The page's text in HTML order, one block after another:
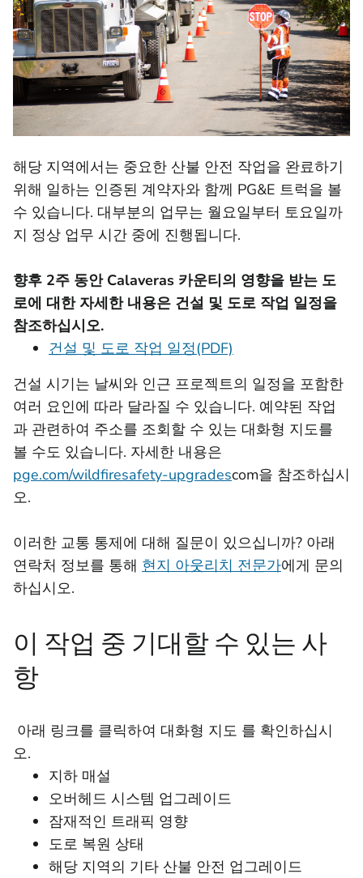
해당 지역에서는 중요한 산불 안전 작업을 완료하기
위해 일하는 인증된 계약자와 함께 PG&E 트럭을 볼
수 있습니다. 대부분의 업무는 월요일부터 토요일까
지 정상 업무 시간 중에 진행됩니다.
향후 2주 동안 Calaveras 카운티의 영향을 받는 도
로에 대한 자세한 내용은 건설 및 도로 작업 일정을
참조하십시오.
건설 및 도로 작업 일정(PDF)
건설 시기는 날씨와 인근 프로젝트의 일정을 포함한
여러 요인에 따라 달라질 수 있습니다. 예약된 작업
과 관련하여 주소를 조회할 수 있는 대화형 지도를
볼 수도 있습니다. 자세한 내용은
pge.com/wildfiresafety-upgradescom을 참조하십시
오.
이러한 교통 통제에 대해 질문이 있으십니까? 아래
연락처 정보를 통해 현지 아웃리치 전문가에게 문의
하십시오.
이 작업 중 기대할 수 있는 사
항
아래 링크를 클릭하여 대화형 지도 를 확인하십시
오.
지하 매설
오버헤드 시스템 업그레이드
잠재적인 트래픽 영향
도로 복원 상태
해당 지역의 기타 산불 안전 업그레이드